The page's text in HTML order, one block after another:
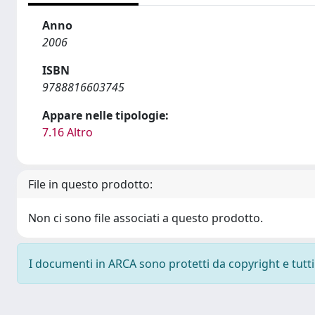
Anno
2006
ISBN
9788816603745
Appare nelle tipologie:
7.16 Altro
File in questo prodotto:
Non ci sono file associati a questo prodotto.
I documenti in ARCA sono protetti da copyright e